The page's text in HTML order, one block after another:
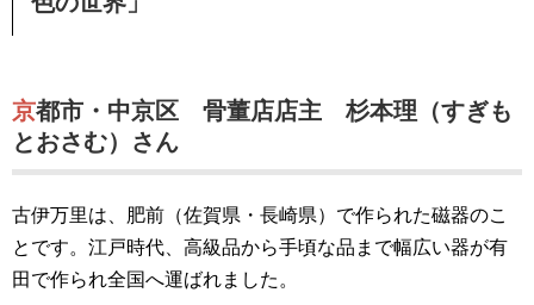
京都市・中京区 骨董店店主 杉本理（すぎも
とおさむ）さん
古伊万里は、肥前（佐賀県・長崎県）で作られた磁器のこ
とです。江戸時代、高級品から手頃な品まで幅広い器が有
田で作られ全国へ運ばれました。